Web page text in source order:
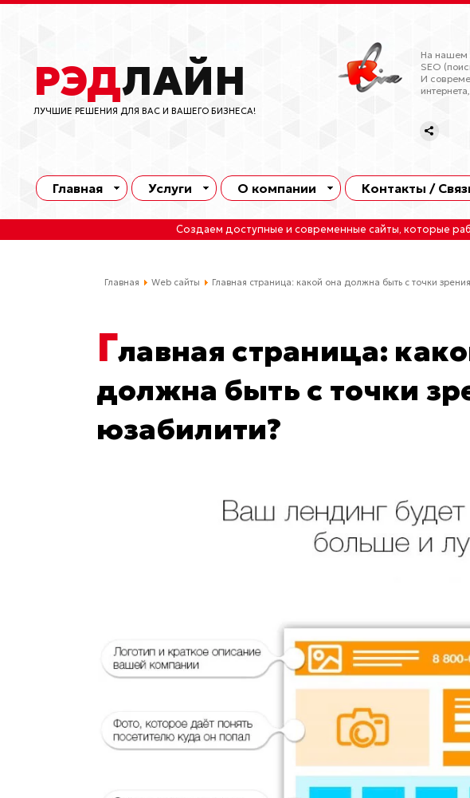
РЭДЛАЙН
ЛУЧШИЕ РЕШЕНИЯ ДЛЯ ВАС И ВАШЕГО БИЗНЕСА!
На нашем
SEO
И
Главная Услуги О компании Контакты /
Создаем доступные и современные сайты, которые
Главная Web сайты Главная страница: какой она должна быть с точки
Главная страница:
должна быть с точки
юзабилити?